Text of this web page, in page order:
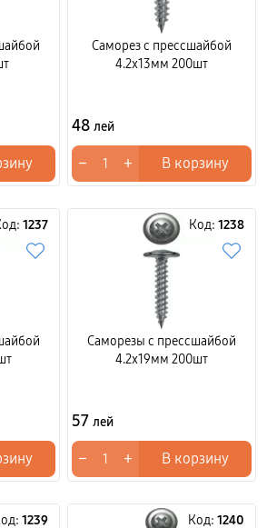
Саморез с прессшайбой
4.2x13мм 200шт
48 лей
− + В корзину
1237 Код: 1238
Саморезы с прессшайбой
4.2x19мм 200шт
57 лей
− + В корзину
1239 Код: 1240